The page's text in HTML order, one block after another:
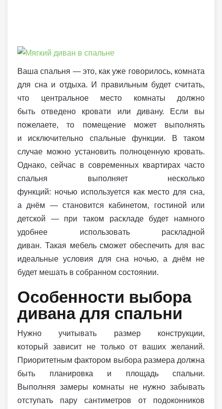
Ваша спальня — это, как уже говорилось, комната
для сна и отдыха. И правильным будет считать,
что центральное место комнаты должно
быть отведено кровати или дивану. Если вы
пожелаете, то помещение может выполнять
и исключительно спальные функции. В таком
случае можно установить полноценную кровать.
Однако, сейчас в современных квартирах часто
спальня выполняет несколько
функций: ночью используется как место для сна,
а днём — становится кабинетом, гостиной или
детской — при таком раскладе будет намного
удобнее использовать раскладной
диван. Такая мебель сможет обеспечить для вас
идеальные условия для сна ночью, а днём не
будет мешать в собранном состоянии.
Особенности выбора
дивана для спальни
Нужно учитывать размер конструкции,
который зависит не только от ваших желаний.
Приоритетным фактором выбора размера должна
быть планировка и площадь спальни.
Выполняя замеры комнаты не нужно забывать
отступать пару сантиметров от подоконников